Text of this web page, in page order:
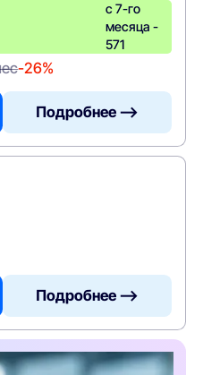
с 7-го
месяца -
571
-26%
Подробнее —>
Подробнее —>